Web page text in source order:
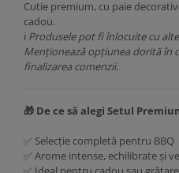
Cutie premium, cu paie
cadou.
ℹ️ Produsele pot fi înlocuite cu
Menționează opțiunea dorită în
finalizarea comenzii.
🎁 De ce să alegi Setul
✅ Selecție completă pentru BBQ
✅ Arome intense, echilibrate și